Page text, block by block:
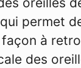
permet
à
des